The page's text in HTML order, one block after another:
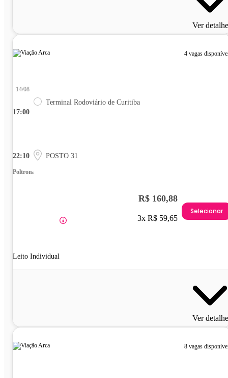
Ver
4 vagas
17:00
14/08
Terminal Rodoviário de Curitiba
22:10 POSTO 31
Poltrona
Leito Individual
R$ 160,88
3x R$ 59,65
Selecionar
Ver
8 vagas